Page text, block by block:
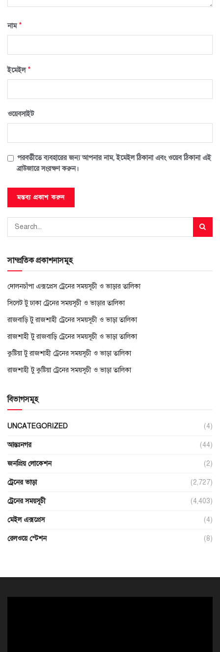
নাম*
ইমেইল*
ওয়েবসাইট
পরবর্তীতে ব্যবহারের জন্য আপনার নাম, ইমেইল ঠিকানা এবং ওয়েব ঠিকানা এই
ব্রাউজারে সংরক্ষণ করুন।
সাম্প্রতিক প্রকাশনাসমূহ
দোলনচাঁপা এক্সপ্রেস ট্রেনের সময়সূচী ও ভাড়ার তালিকা
সিলেট টু ঢাকা ট্রেনের সময়সূচী ও ভাড়ার তালিকা
রাজবাড়ি টু রাজশাহী ট্রেনের সময়সূচী ও ভাড়া তালিকা
রাজশাহী টু রাজবাড়ি ট্রেনের সময়সূচী ও ভাড়া তালিকা
কুষ্টিয়া টু রাজশাহী ট্রেনের সময়সূচী ও ভাড়া তালিকা
রাজশাহী টু কুষ্টিয়া ট্রেনের সময়সূচী ও ভাড়া তালিকা
বিভাগসমূহ
UNCATEGORIZED (4)
আন্তঃনগর (44)
জনপ্রিয় লোকেশন (2)
ট্রেনের ভাড়া (2,727)
ট্রেনের সময়সূচী (4,403)
মেইল এক্সপ্রেস (4)
রেলওয়ে স্টেশন (8)